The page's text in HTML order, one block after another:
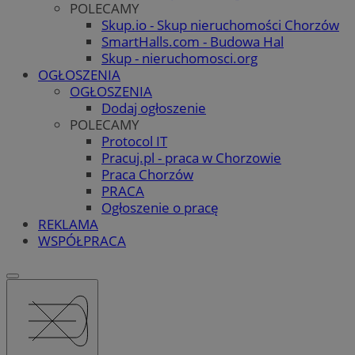
POLECAMY
Skup.io - Skup nieruchomości Chorzów
SmartHalls.com - Budowa Hal
Skup - nieruchomosci.org
OGŁOSZENIA
OGŁOSZENIA
Dodaj ogłoszenie
POLECAMY
Protocol IT
Pracuj.pl - praca w Chorzowie
Praca Chorzów
PRACA
Ogłoszenie o pracę
REKLAMA
WSPÓŁPRACA